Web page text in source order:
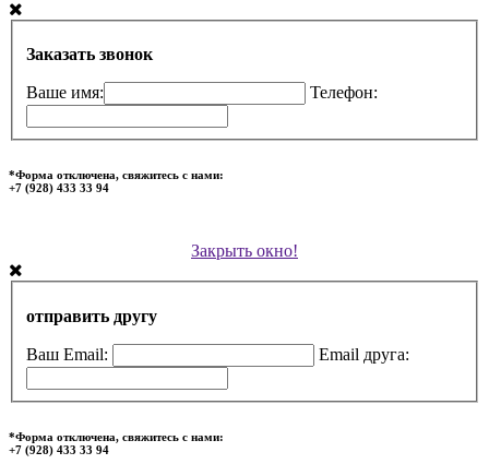
Заказать звонок
Ваше имя: Телефон:
*Форма отключена, свяжитесь с нами:
+7 (928) 433 33 94
Закрыть окно!
отправить другу
Ваш Email: Email друга:
*Форма отключена, свяжитесь с нами:
+7 (928) 433 33 94